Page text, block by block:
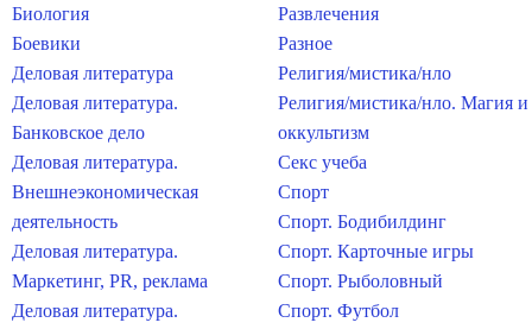
Биология
Боевики
Деловая литература
Деловая литература.
Банковское дело
Деловая литература.
Внешнеэкономическая
деятельность
Деловая литература.
Маркетинг, PR, реклама
Деловая литература.
Развлечения
Разное
Религия/мистика/нло
Религия/мистика/нло. Магия и
оккультизм
Секс учеба
Спорт
Спорт. Бодибилдинг
Спорт. Карточные игры
Спорт. Рыболовный
Спорт. Футбол